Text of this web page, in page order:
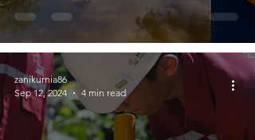
zanikurnia86
Sep 12, 2024
4 min read